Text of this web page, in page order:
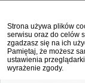
Strona używa plików
serwisu oraz do celów
zgadzasz się na ich
Pamiętaj, że możesz
ustawienia
wyrażenie zgody.